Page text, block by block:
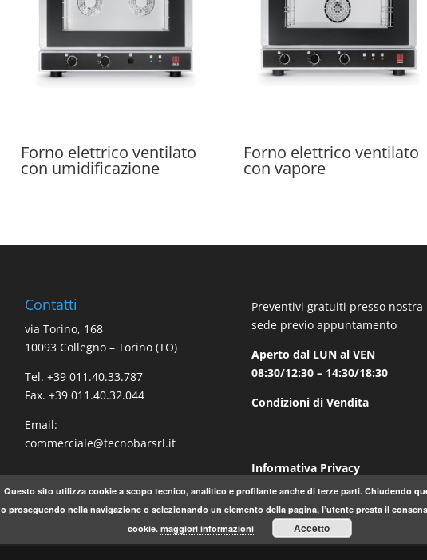
Forno elettrico ventilato
con umidificazione
Forno elettrico ventilato
con vapore
Contatti
via Torino, 168
10093 Collegno – Torino (TO)
Tel. +39 011.40.33.787
Fax. +39 011.40.32.044
Email:
commerciale@tecnobarsrl.it
Preventivi gratuiti presso nostra
sede previo appuntamento
Aperto dal LUN al VEN
08:30/12:30 – 14:30/18:30
Condizioni di Vendita
Informativa Privacy
Questo sito utilizza cookie a scopo tecnico, analitico e profilante anche di terze parti. Chiudendo
o proseguendo nella navigazione o selezionando un elemento della pagina, l’utente presta il
cookie. maggiori informazioni Accetto